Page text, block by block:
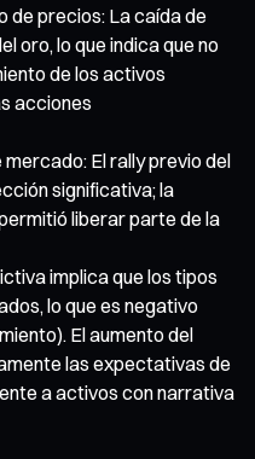
de precios: La caída de
oro, lo que indica que no
de los activos
acciones
El rally previo del
significativa; la
liberar parte de la
implica que los tipos
lo que es negativo
El aumento del
las expectativas de
a activos con narrativa